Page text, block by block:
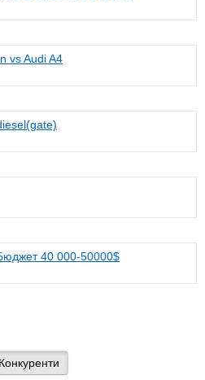
vs Audi A4
40 000-50000$
Конкуренти